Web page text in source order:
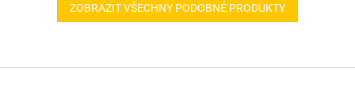
ZOBRAZIT VŠECHNY PODOBNÉ PRODUKTY